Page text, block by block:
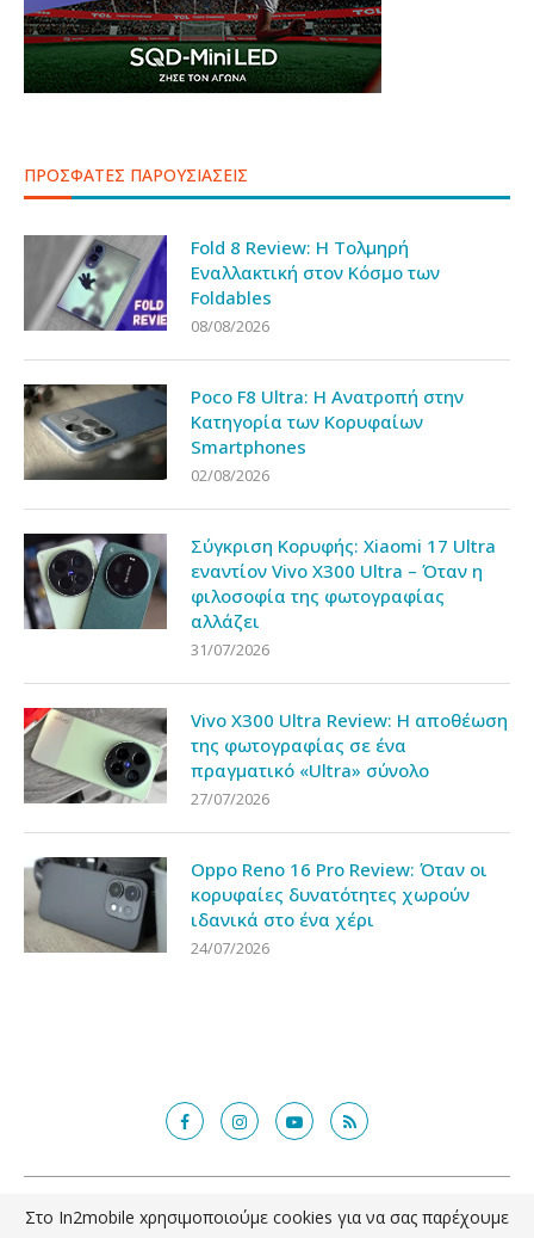
ΠΡΟΣΦΑΤΕΣ ΠΑΡΟΥΣΙΑΣΕΙΣ
Fold 8 Review: Η Τολμηρή
Εναλλακτική στον Κόσμο των
Foldables
08/08/2026
Poco F8 Ultra: Η Ανατροπή στην
Κατηγορία των Κορυφαίων
Smartphones
02/08/2026
Σύγκριση Κορυφής: Xiaomi 17 Ultra
εναντίον Vivo X300 Ultra – Όταν η
φιλοσοφία της φωτογραφίας
αλλάζει
31/07/2026
Vivo X300 Ultra Review: Η αποθέωση
της φωτογραφίας σε ένα
πραγματικό «Ultra» σύνολο
27/07/2026
Oppo Reno 16 Pro Review: Όταν οι
κορυφαίες δυνατότητες χωρούν
ιδανικά στο ένα χέρι
24/07/2026
@2018 - in2mobile.gr. All Right Reserved. Designed and developed by
mcde.gr
Στο In2mobile xρησιμοποιούμε cookies για να σας παρέχουμε